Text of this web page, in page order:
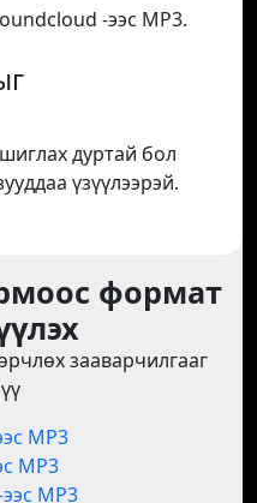
-ээс MP3.
дуртай бол
үзүүлээрэй.
формат
зааварчилгааг
MP3
MP3
MP3